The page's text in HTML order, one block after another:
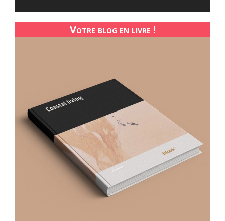
Votre blog en livre !